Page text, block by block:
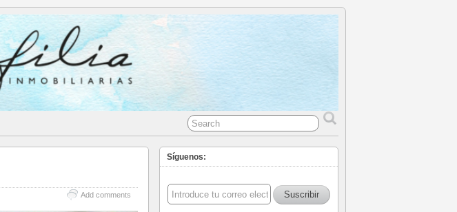
Add comments
Síguenos: